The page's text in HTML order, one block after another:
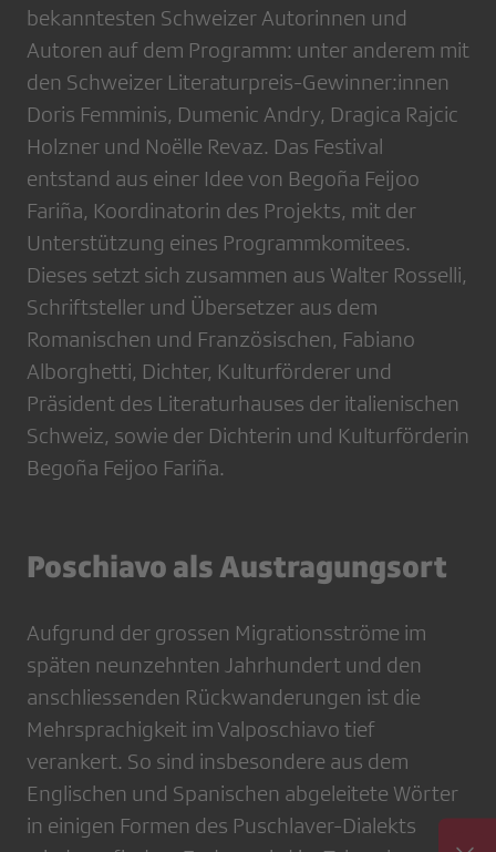
bekanntesten Schweizer Autorinnen und
Autoren auf dem Programm: unter anderem mit
den Schweizer Literaturpreis-Gewinner:innen
Doris Femminis, Dumenic Andry, Dragica Rajcic
Holzner und Noëlle Revaz. Das Festival
entstand aus einer Idee von Begoña Feijoo
Fariña, Koordinatorin des Projekts, mit der
Unterstützung eines Programmkomitees.
Dieses setzt sich zusammen aus Walter Rosselli,
Schriftsteller und Übersetzer aus dem
Romanischen und Französischen, Fabiano
Alborghetti, Dichter, Kulturförderer und
Präsident des Literaturhauses der italienischen
Schweiz, sowie der Dichterin und Kulturförderin
Begoña Feijoo Fariña.
Poschiavo als Austragungsort
Aufgrund der grossen Migrationsströme im
späten neunzehnten Jahrhundert und den
anschliessenden Rückwanderungen ist die
Mehrsprachigkeit im Valposchiavo tief
verankert. So sind insbesondere aus dem
Englischen und Spanischen abgeleitete Wörter
in einigen Formen des Puschlaver-Dialekts